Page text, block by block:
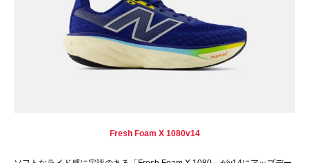
Fresh Foam X 1080v14